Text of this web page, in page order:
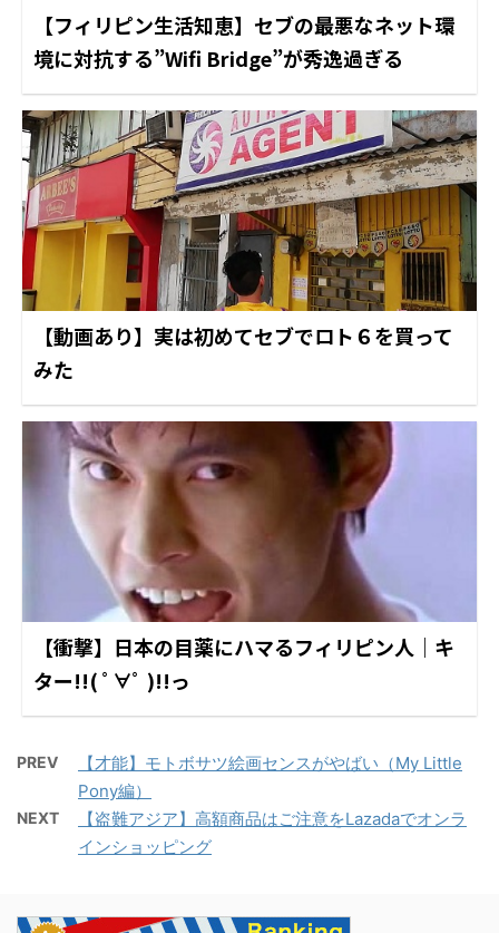
【フィリピン生活知恵】セブの最悪なネット環
境に対抗する”Wifi Bridge”が秀逸過ぎる
【動画あり】実は初めてセブでロト６を買って
みた
【衝撃】日本の目薬にハマるフィリピン人｜キ
ター!!( ﾟ∀ﾟ )!!っ
PREV
【才能】モトボサツ絵画センスがやばい（My Little
Pony編）
NEXT
【盗難アジア】高額商品はご注意をLazadaでオンラ
インショッピング